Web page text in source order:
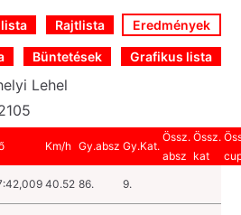
Rajtlista Eredmények
Büntetések Grafikus lista
Lehel
Km/h Gy.absz Gy.Kat.
Össz.
absz
Össz.
kat
40.52 86. 9.